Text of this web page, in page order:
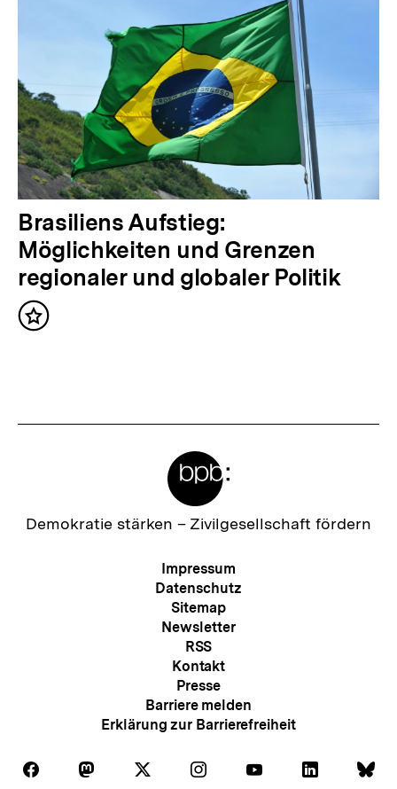
e
r
I
n
h
a
l
t
:
N
ä
c
h
s
a
Brasiliens Aufstieg:
Möglichkeiten und Grenzen
regionaler und globaler Politik
Inhalt
Zur
Demokratie stärken – Zivilgesellschaft fördern
Meta-
Navigation
Impressum
Datenschutz
Sitemap
Newsletter
RSS
Kontakt
Presse
Barriere melden
Erklärung zur Barrierefreiheit
Folgen
Auf
Folgen Folgen Folgen
Auf
Folgen Folgen